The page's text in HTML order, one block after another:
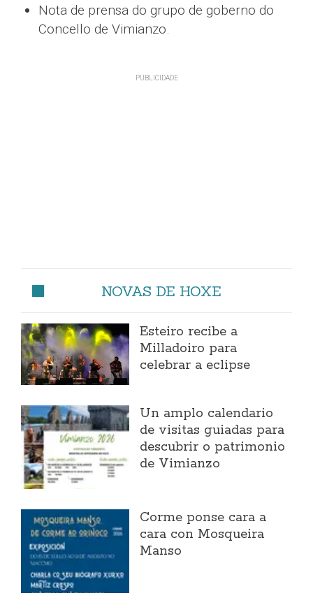
Nota de prensa do grupo de goberno do
Concello de Vimianzo.
NOVAS DE HOXE
Esteiro recibe a
Milladoiro para
celebrar a eclipse
Un amplo calendario
de visitas guiadas para
descubrir o patrimonio
de Vimianzo
Corme ponse cara a
cara con Mosqueira
Manso